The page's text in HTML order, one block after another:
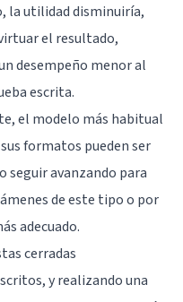
la utilidad disminuiría,
el resultado,
desempeño menor al
escrita.
el modelo más habitual
formatos pueden ser
seguir avanzando para
de este tipo o por
adecuado.
cerradas
y realizando una